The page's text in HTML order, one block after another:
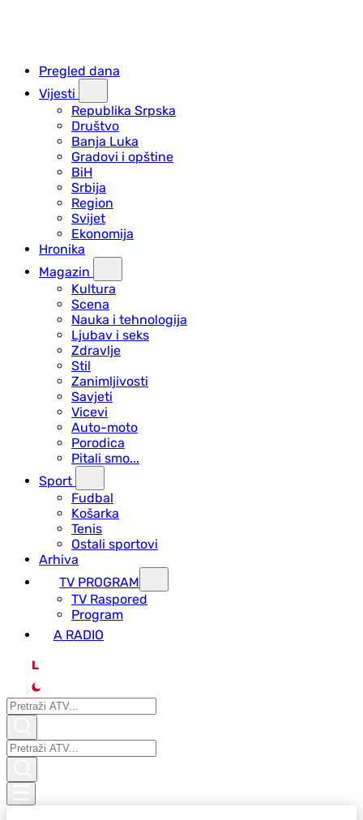
Pregled dana
Vijesti
Republika Srpska
Društvo
Banja Luka
Gradovi i opštine
BiH
Srbija
Region
Svijet
Ekonomija
Hronika
Magazin
Kultura
Scena
Nauka i tehnologija
Ljubav i seks
Zdravlje
Stil
Zanimljivosti
Savjeti
Vicevi
Auto-moto
Porodica
Pitali smo...
Sport
Fudbal
Košarka
Tenis
Ostali sportovi
Arhiva
TV PROGRAM
ТV Raspored
Program
A RADIO
L